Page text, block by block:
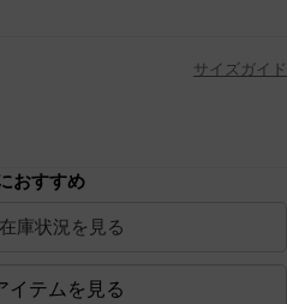
サイズガイド
おすすめ
庫状況を見る
イテムを見る